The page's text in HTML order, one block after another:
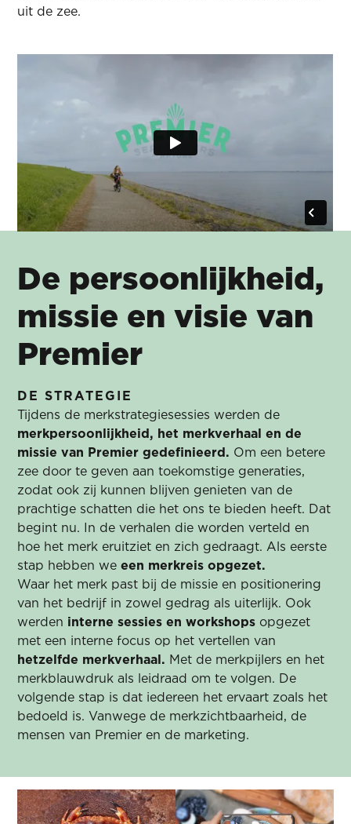
uit de zee.
De persoonlijkheid,
missie en visie van
Premier
DE STRATEGIE
Tijdens de merkstrategiesessies werden de
merkpersoonlijkheid, het merkverhaal en de
missie van Premier gedefinieerd. Om een ​​betere
zee door te geven aan toekomstige generaties,
zodat ook zij kunnen blijven genieten van de
prachtige schatten die het ons te bieden heeft. Dat
begint nu. In de verhalen die worden verteld en
hoe het merk eruitziet en zich gedraagt. Als eerste
stap hebben weeen merkreis opgezet.
Waar het merk past bij de missie en positionering
van het bedrijf in zowel gedrag als uiterlijk. Ook
werden interne sessies en workshops opgezet
met een interne focus op het vertellen van
hetzelfde merkverhaal. Met de merkpijlers en het
merkblauwdruk als leidraad om te volgen. De
volgende stap is dat iedereen het ervaart zoals het
bedoeld is. Vanwege de merkzichtbaarheid, de
mensen van Premier en de marketing.